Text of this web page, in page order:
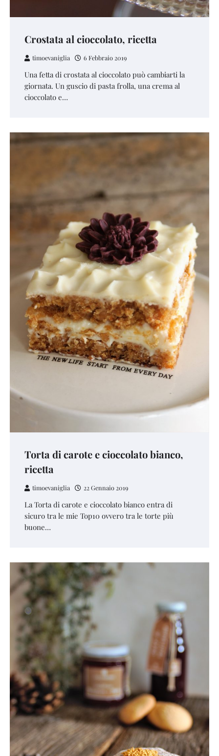
Crostata al cioccolato, ricetta
timoevaniglia 6 Febbraio 2019
Una fetta di crostata al cioccolato può cambiarti la
giornata. Un guscio di pasta frolla, una crema al
cioccolato e…
Torta di carote e cioccolato bianco,
ricetta
timoevaniglia 22 Gennaio 2019
La Torta di carote e cioccolato bianco entra di
sicuro tra le mie Top10 ovvero tra le torte più
buone…